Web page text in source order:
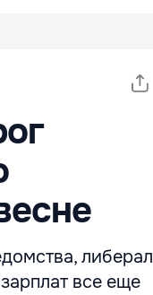
либерал
все еще